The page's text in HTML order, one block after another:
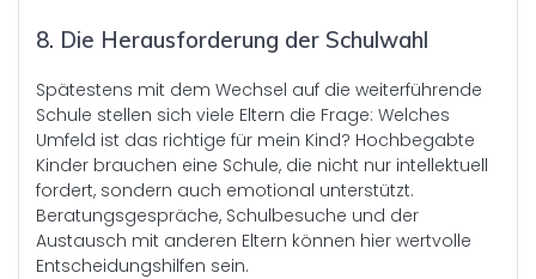
8. Die Herausforderung der Schulwahl
Spätestens mit dem Wechsel auf die weiterführende
Schule stellen sich viele Eltern die Frage: Welches
Umfeld ist das richtige für mein Kind? Hochbegabte
Kinder brauchen eine Schule, die nicht nur intellektuell
fordert, sondern auch emotional unterstützt.
Beratungsgespräche, Schulbesuche und der
Austausch mit anderen Eltern können hier wertvolle
Entscheidungshilfen sein.